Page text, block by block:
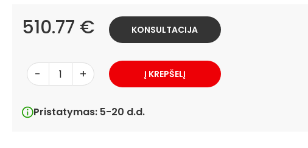
510.77 €
- +
Pristatymas: 5-20 d.d.
Į KREPŠELĮ
KONSULTACIJA